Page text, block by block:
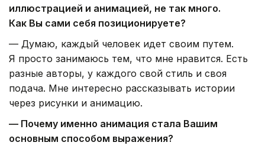
иллюстрацией и анимацией, не так много.
Как Вы сами себя позиционируете?
— Думаю, каждый человек идет своим путем.
Я просто занимаюсь тем, что мне нравится. Есть
разные авторы, у каждого свой стиль и своя
подача. Мне интересно рассказывать истории
через рисунки и анимацию.
— Почему именно анимация стала Вашим
основным способом выражения?